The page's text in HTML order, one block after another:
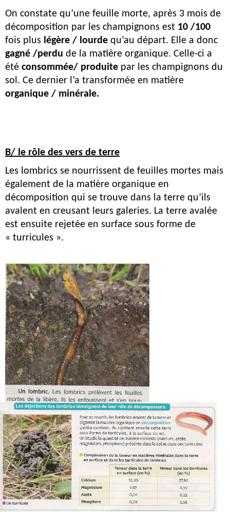
On constate qu’une feuille morte, après 3 mois de
décomposition par les champignons est 10 /100
fois plus légère / lourde
gagné /perdu de la matière organique. Celle-ci a
été consommée/ produite par les champignons du
organique / minérale.
B/ le rôle des vers de terre
Les lombrics se nourrissent de feuilles mortes mais
également de la matière organique en
décomposition qui se trouve dans la terre qu’ils
avalent en creusant leurs galeries. La terre avalée
est ensuite rejetée en surface sous forme de
« turricules ».